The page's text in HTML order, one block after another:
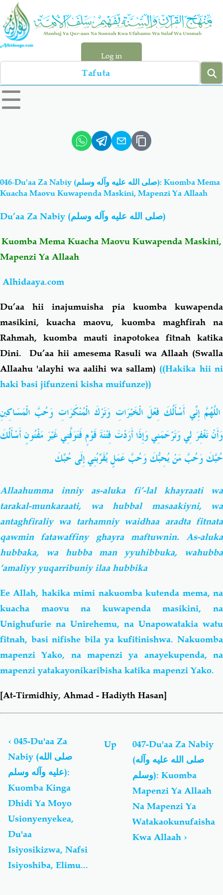
Skip
main
content
Log in
Search
left
sidebar
☰
Hadiyth
Aqiydah Manhaj
Shirki & Kufru Bid-'ah (Uzushi)
Firaq-Makundi
Fiqh-Ibaadah
Fataawa Za Ulamaa Kauli Za Salaf
Akhlaaq-Aadaab Raqaaiq
Familia-Jamii Maswali-Majibu
Mapishi
046-Du'aa Za Nabiy (صلى الله عليه وآله وسلم): Kuomba Mema
Kuacha Maovu Kuwapenda Maskini, Mapenzi Ya Allaah
Du’aa Za Nabiy (صلى الله عليه وآله وسلم)
Kuomba Mema Kuacha Maovu Kuwapenda Maskini,
Mapenzi Ya Allaah
Alhidaaya.com
Du’aa hii inajumuisha pia kuomba kuwapenda
masikini, kuacha maovu, kuomba maghfirah na
Rahmah, kuomba mauti inapotokea fitnah katika
Dini. Du’aa hii amesema Rasuli wa Allaah (Swalla
Allaahu 'alayhi wa aalihi wa sallam) ((Hakika hii ni
haki basi jifunzeni kisha muifunze))
اللَّهُمَّ إِنِّي أَسْأَلُكَ فِعْلَ الْخَيْرَاتِ وَتَرْكَ الْمُنْكَرَاتِ وَحُبَّ الْمَسَاكِينِ
وَأَنْ تَغْفِرَ لِي وَتَرْحَمَنِي وَإِذَا أَرَدْتَ فِتْنَةَ قَوْمٍ فَتَوَفَّنِي غَيْرَ مَفْتُونٍ أَسْأَلُكَ
حُبَّكَ وَحُبَّ مَنْ يُحِبُّكَ وَحُبَّ عَمَلٍ يُقَرِّبُنِي إِلَى حُبِّكَ
Allaahumma inniy as-aluka fi’-lal khayraati wa
tarakal-munkaraati, wa hubbal masaakiyni, wa
antaghfiraliy wa tarhamniy waidhaa aradta fitnata
qawmin fatawaffiny ghayra maftuwnin. As-aluka
hubbaka, wa hubba man yyuhibbuka, wahubba
‘amaliyy yuqarribuniy ilaa hubbika
Ee Allah, hakika mimi nakuomba kutenda mema, na
kuacha maovu na kuwapenda masikini, na
Unighufurie na Unirehemu, na Unapowatakia watu
fitnah, basi nifishe bila ya kufitinishwa. Nakuomba
mapenzi Yako, na mapenzi ya anayekupenda, na
mapenzi yatakayonikaribisha katika mapenzi Yako.
[At-Tirmidhiy, Ahmad - Hadiyth Hasan]
links
for
Du'aa
Za
Nabiy
الله
عليه
وآله
وسلم)
‹ 045-Du'aa Za
Nabiy (صلى الله
عليه وآله وسلم):
Kuomba Kinga
Dhidi Ya Moyo
Usionyenyekea,
Du'aa
Isiyosikizwa, Nafsi
Isiyoshiba, Elimu...
Up
047-Du'aa Za Nabiy
(صلى الله عليه وآله
وسلم): Kuomba
Mapenzi Ya Allaah
Na Mapenzi Ya
Watakaokunufaisha
Kwa Allaah ›